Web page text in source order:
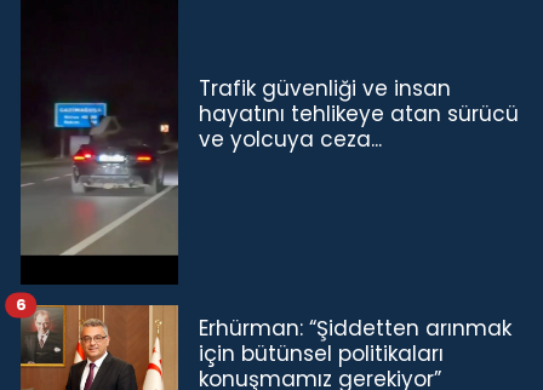
Trafik güvenliği ve insan
hayatını tehlikeye atan sürücü
ve yolcuya ceza...
Erhürman: “Şiddetten arınmak
için bütünsel politikaları
konuşmamız gerekiyor”
6